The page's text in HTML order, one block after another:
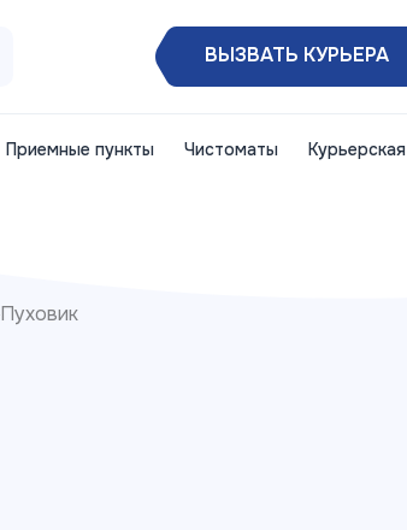
ВЫЗВАТЬ КУРЬЕРА
Приемные пункты Чистоматы
Пуховик